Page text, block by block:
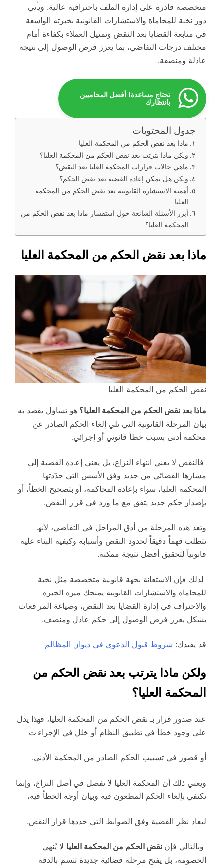
متخصصة قادرة على إدارة الملف باحترافية عالية. ويأتي
دور نخبة للمحاماة والاستشارات القانونية بخبرته الواسعة
في متابعة القضايا بعد النقض وتمثيل العملاء بكفاءة أمام
مختلف درجات التقاضي، بما يعزز فرص الوصول إلى نتيجة
عادلة ومنصفة.
تحتاج مساعدة! أفضل المحاميين
بانتظارك
جدول المحتويات
ماذا بعد نقض الحكم من المحكمة العليا
ولكن ماذا يترتب بعد نقض الحكم من المحكمة العليا؟
ماهي حالات قرارات المحكمة العليا بعد النقض؟
ولكن هل يمكن إعادة القضية بعد نقض الحكم؟
أهمية الاستشارة القانونية بعد نقض الحكم من المحكمة
العليا
أبرز الأسئلة الشائعة حول استفسار ماذا بعد نقض الحكم من
المحكمة العليا؟
ماذا بعد نقض الحكم من المحكمة العليا
نقض الحكم من المحكمة العليا
ماذا بعد نقض الحكم من المحكمة العليا؟ هو تساؤل يقصد به
بيان المرحلة القانونية التي تلي إلغاء الحكم الصادر عن
محكمة أدنى بسبب خطأ قانوني أو إجرائي.
فالنقض لا يعني انتهاء النزاع، بل يعني إعادة القضية إلى
مسارها القضائي من جديد وفق الأسس التي حدّدتها
المحكمة العليا، سواء بإعادة المحاكمة، أو بتصحيح الخطأ، أو
بإصدار حكم جديد يتفق مع ما ورد في قرار النقض.
وتعد هذه المرحلة من أدق المراحل في التقاضي، لأنها
تتطلب فهماً دقيقاً لحدود النقض وأسبابه وكيفية البناء عليه
قانونياً لتحقيق أفضل نتيجة ممكنة.
لذلك فإن الاستعانة بجهة قانونية متخصصة مثل نخبة
للمحاماة والاستشارات القانونية يمنحك ميزة الخبرة
والاحتراف في إدارة القضايا بعد النقض، وصياغة المرافعات
بشكل يعزز فرص الوصول إلى حكم عادل ومنصف.
قد يفيدك: شروط قبول الدعوى في ديوان المظالم
ولكن ماذا يترتب بعد نقض الحكم من
المحكمة العليا؟
عند صدور قرار بـ نقض الحكم من المحكمة العليا، فهذا يدل
على وجود خطأ في تطبيق النظام أو خلل في الإجراءات
أو قصور في تسبيب الحكم الصادر من المحكمة الأدنى.
ويعني ذلك أن المحكمة العليا لا تفصل في أصل النزاع، وإنما
تكتفي بإلغاء الحكم المطعون فيه وبيان أوجه الخطأ فيه،
ليعاد نظر القضية وفق الضوابط التي حددها قرار النقض.
وبالتالي فإن نقض الحكم من المحكمة العليا لا يُنهي
الخصومة، بل يفتح مرحلة قضائية جديدة تتسم بالدقة